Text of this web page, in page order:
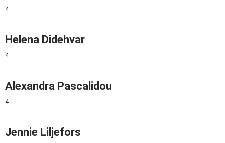
4
Helena Didehvar
4
Alexandra Pascalidou
4
Jennie Liljefors